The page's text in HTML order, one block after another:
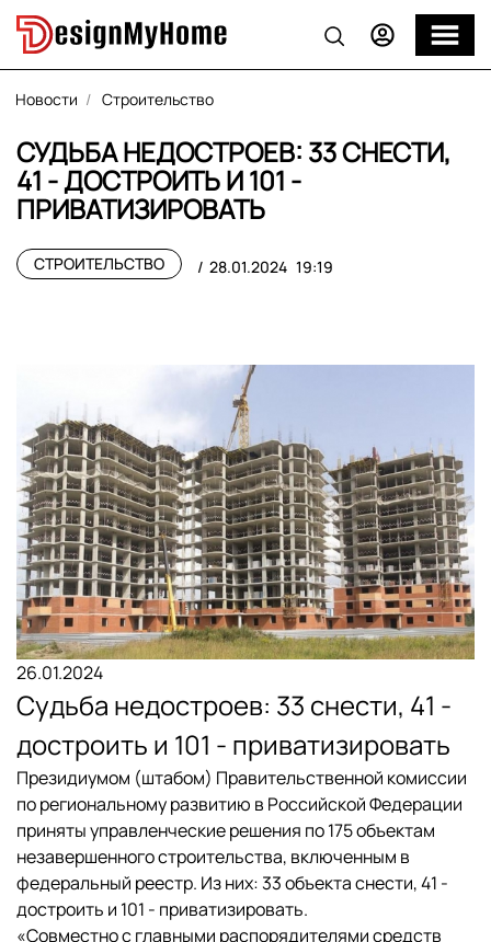
Новости Строительство
СУДЬБА НЕДОСТРОЕВ: 33 СНЕСТИ,
41 - ДОСТРОИТЬ И 101 -
ПРИВАТИЗИРОВАТЬ
СТРОИТЕЛЬСТВО 28.01.2024 19:19
26.01.2024
Судьба недостроев: 33 снести, 41 -
достроить и 101 - приватизировать
Президиумом (штабом) Правительственной комиссии
по региональному развитию в Российской Федерации
приняты управленческие решения по 175 объектам
незавершенного строительства, включенным в
федеральный реестр. Из них: 33 объекта снести, 41 -
достроить и 101 - приватизировать.
«Совместно с главными распорядителями средств